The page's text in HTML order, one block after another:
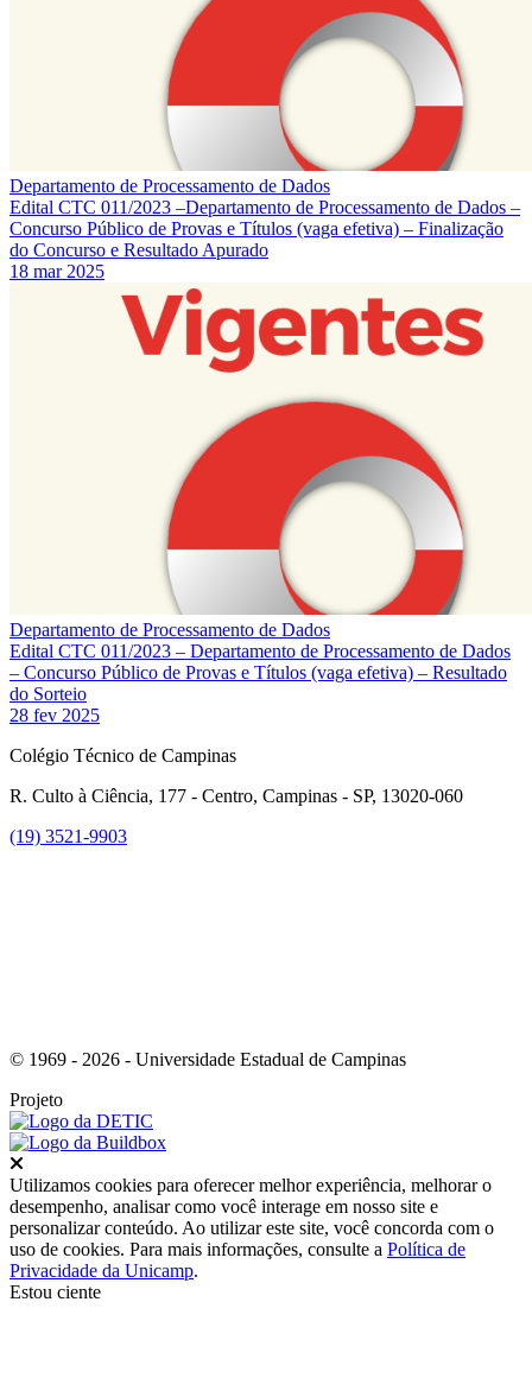
Departamento de Processamento de Dados
Edital CTC 011/2023 –Departamento de Processamento de Dados –
Concurso Público de Provas e Títulos (vaga efetiva) – Finalização
do Concurso e Resultado Apurado
18 mar 2025
Departamento de Processamento de Dados
Edital CTC 011/2023 – Departamento de Processamento de Dados
– Concurso Público de Provas e Títulos (vaga efetiva) – Resultado
do Sorteio
28 fev 2025
Colégio Técnico de Campinas
R. Culto à Ciência, 177 - Centro, Campinas - SP, 13020-060
(19) 3521-9903
© 1969 - 2026 - Universidade Estadual de Campinas
Projeto
Utilizamos cookies para oferecer melhor experiência, melhorar o
desempenho, analisar como você interage em nosso site e
personalizar conteúdo. Ao utilizar este site, você concorda com o
uso de cookies. Para mais informações, consulte a Política de
Privacidade da Unicamp.
Estou ciente